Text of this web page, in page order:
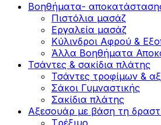
Βοηθήματα-
Πιστόλια μασάζ
Εργαλεία μασάζ
Κύλινδροι Αφρού &
Άλλα Βοηθήματα
Τσάντες & σακίδια πλάτης
Τσάντες τροφίμων &
Σάκοι Γυμναστικής
Σακίδια πλάτης
Αξεσουάρ με βάση τη
Tρέξιμο